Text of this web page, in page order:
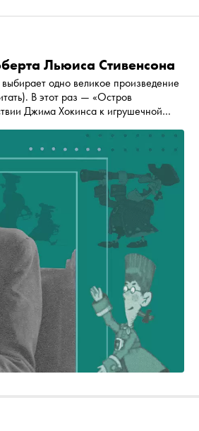
Льюиса Стивенсона
В этот раз — «Остров
Джима Хокинса к игрушечной